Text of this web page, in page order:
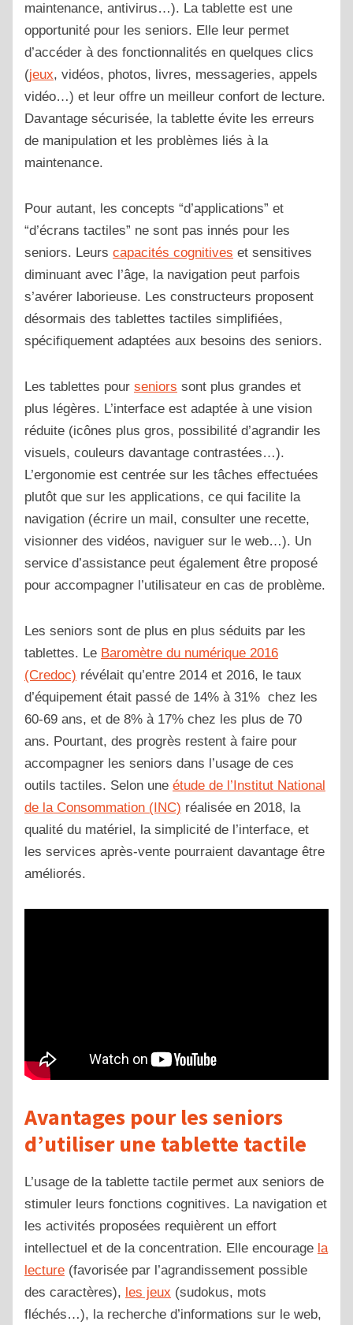
maintenance, antivirus…). La tablette est une
opportunité pour les seniors. Elle leur permet
d’accéder à des fonctionnalités en quelques clics
(jeux, vidéos, photos, livres, messageries, appels
vidéo…) et leur offre un meilleur confort de lecture.
Davantage sécurisée, la tablette évite les erreurs
de manipulation et les problèmes liés à la
maintenance.
Pour autant, les concepts “d’applications” et
“d’écrans tactiles” ne sont pas innés pour les
seniors. Leurs capacités cognitives et sensitives
diminuant avec l’âge, la navigation peut parfois
s’avérer laborieuse. Les constructeurs proposent
désormais des tablettes tactiles simplifiées,
spécifiquement adaptées aux besoins des seniors.
Les tablettes pour seniors sont plus grandes et
plus légères. L’interface est adaptée à une vision
réduite (icônes plus gros, possibilité d’agrandir les
visuels, couleurs davantage contrastées…).
L’ergonomie est centrée sur les tâches effectuées
plutôt que sur les applications, ce qui facilite la
navigation (écrire un mail, consulter une recette,
visionner des vidéos, naviguer sur le web…). Un
service d’assistance peut également être proposé
pour accompagner l’utilisateur en cas de problème.
Les seniors sont de plus en plus séduits par les
tablettes. Le Baromètre du numérique 2016
(Credoc) révélait qu’entre 2014 et 2016, le taux
d’équipement était passé de 14% à 31% chez les
60-69 ans, et de 8% à 17% chez les plus de 70
ans. Pourtant, des progrès restent à faire pour
accompagner les seniors dans l’usage de ces
outils tactiles. Selon une étude de l’Institut National
de la Consommation (INC) réalisée en 2018, la
qualité du matériel, la simplicité de l’interface, et
les services après-vente pourraient davantage être
améliorés.
Avantages pour les seniors
d’utiliser une tablette tactile
L’usage de la tablette tactile permet aux seniors de
stimuler leurs fonctions cognitives. La navigation et
les activités proposées requièrent un effort
intellectuel et de la concentration. Elle encourage la
lecture (favorisée par l’agrandissement possible
des caractères), les jeux (sudokus, mots
fléchés…), la recherche d’informations sur le web,